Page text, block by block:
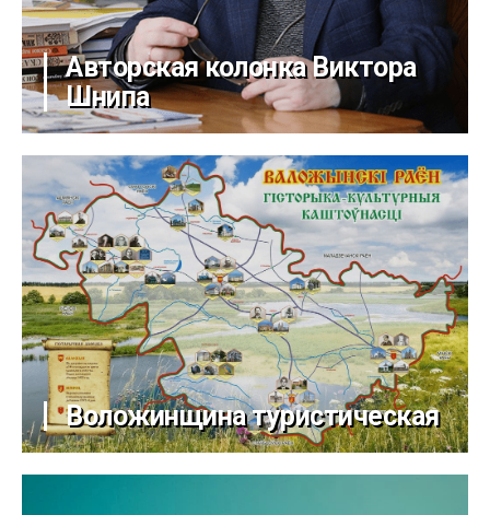
Авторская колонка Виктора
Шнипа
Воложинщина туристическая